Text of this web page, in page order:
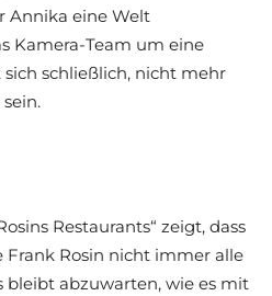
Annika eine Welt
Kamera-Team um eine
schließlich, nicht mehr
Restaurants“ zeigt, dass
Frank Rosin nicht immer alle
bleibt abzuwarten, wie es mit